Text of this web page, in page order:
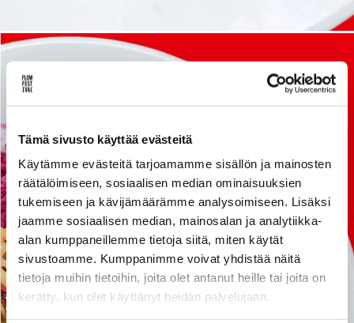
Tämä sivusto käyttää evästeitä
Käytämme evästeitä tarjoamamme sisällön ja mainosten
räätälöimiseen, sosiaalisen median ominaisuuksien
tukemiseen ja kävijämäärämme analysoimiseen. Lisäksi
jaamme sosiaalisen median, mainosalan ja analytiikka-
alan kumppaneillemme tietoja siitä, miten käytät
sivustoamme. Kumppanimme voivat yhdistää näitä
tietoja muihin tietoihin, joita olet antanut heille tai joita on
kerätty, kun olet käyttänyt heidän palvelujaan.